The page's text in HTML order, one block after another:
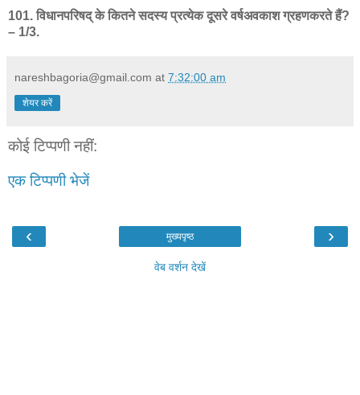
101. विधानपरिषद् के कितने सदस्य प्रत्येक दूसरे वर्षअवकाश ग्रहणकरते हैं?
– 1/3.
nareshbagoria@gmail.com at 7:32:00 am
शेयर करें
कोई टिप्पणी नहीं:
एक टिप्पणी भेजें
‹ ›
मुख्यपृष्ठ
वेब वर्शन देखें